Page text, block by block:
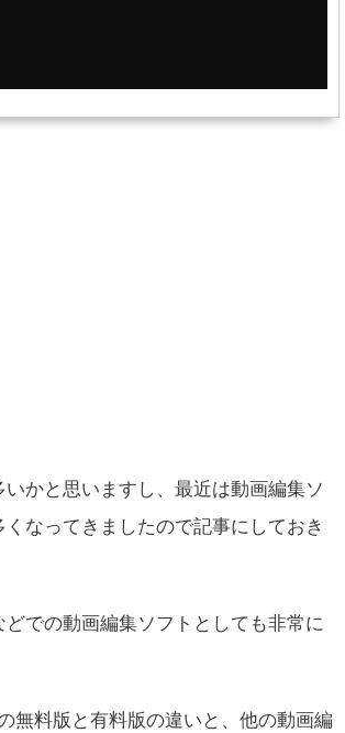
かと思いますし、最近は動画編集ソ
なってきましたので記事にしておき
での動画編集ソフトとしても非常に
無料版と有料版の違いと、他の動画編